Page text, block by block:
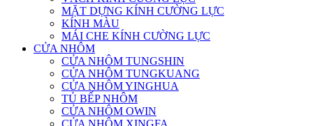
MẶT DỰNG KÍNH CƯỜNG LỰC
KÍNH MÀU
MÁI CHE KÍNH CƯỜNG LỰC
CỬA NHÔM
CỬA NHÔM TUNGSHIN
CỬA NHÔM TUNGKUANG
CỬA NHÔM YINGHUA
TỦ BẾP NHÔM
CỬA NHÔM OWIN